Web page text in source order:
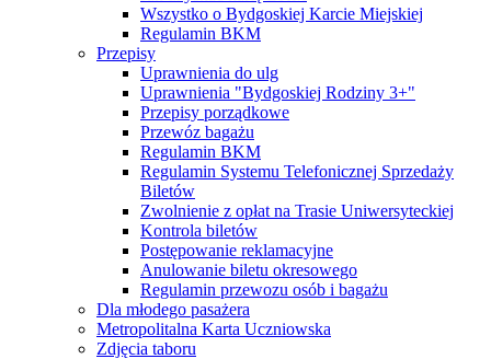
Wszystko o Bydgoskiej Karcie Miejskiej
Regulamin BKM
Przepisy
Uprawnienia do ulg
Uprawnienia "Bydgoskiej Rodziny 3+"
Przepisy porządkowe
Przewóz bagażu
Regulamin BKM
Regulamin Systemu Telefonicznej Sprzedaży
Biletów
Zwolnienie z opłat na Trasie Uniwersyteckiej
Kontrola biletów
Postępowanie reklamacyjne
Anulowanie biletu okresowego
Regulamin przewozu osób i bagażu
Dla młodego pasażera
Metropolitalna Karta Uczniowska
Zdjęcia taboru